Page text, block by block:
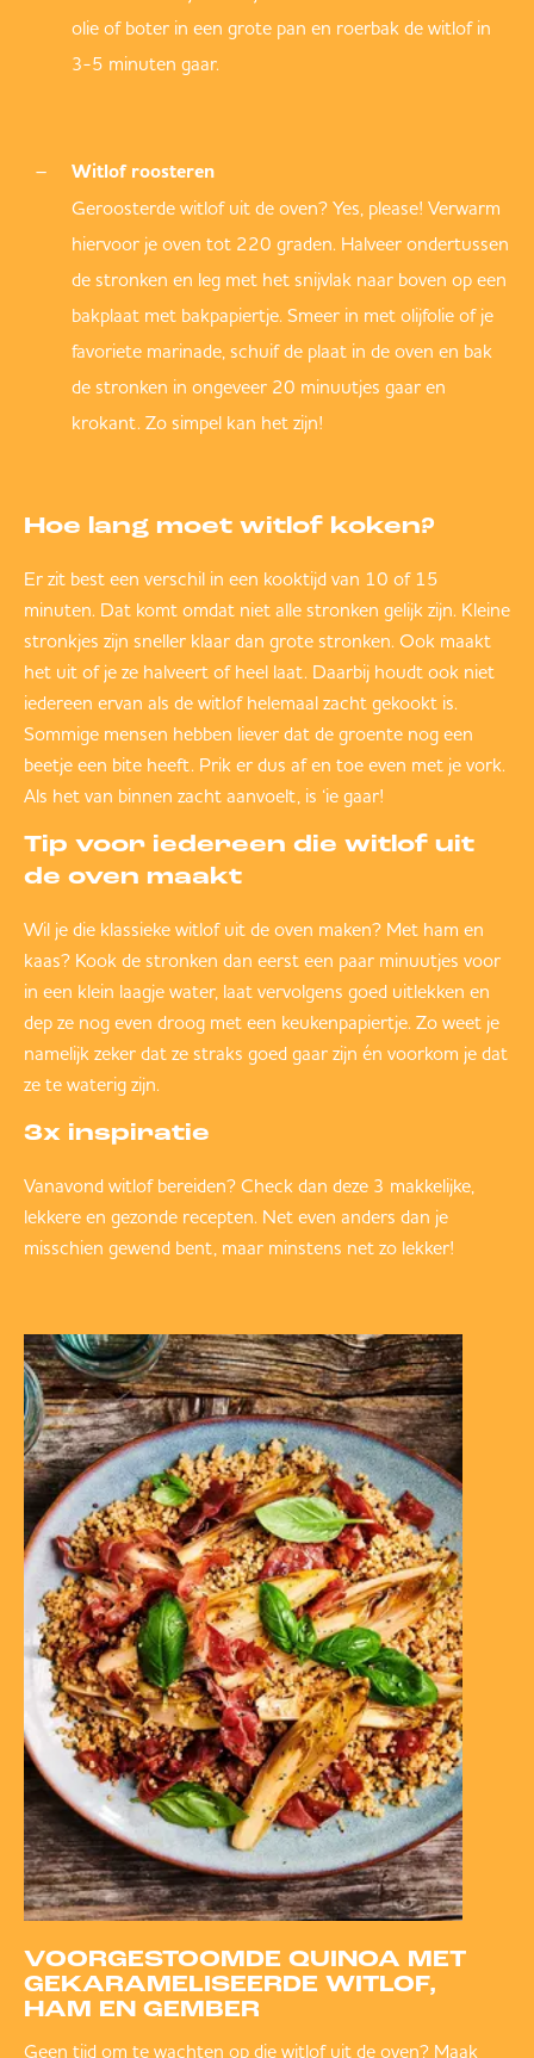
olie of boter in een grote pan en roerbak de witlof in
3-5 minuten gaar.
Witlof roosteren
Geroosterde witlof uit de oven? Yes, please! Verwarm
hiervoor je oven tot 220 graden. Halveer ondertussen
de stronken en leg met het snijvlak naar boven op een
bakplaat met bakpapiertje. Smeer in met olijfolie of je
favoriete marinade, schuif de plaat in de oven en bak
de stronken in ongeveer 20 minuutjes gaar en
krokant. Zo simpel kan het zijn!
Hoe lang moet witlof koken?
Er zit best een verschil in een kooktijd van 10 of 15
minuten. Dat komt omdat niet alle stronken gelijk zijn. Kleine
stronkjes zijn sneller klaar dan grote stronken. Ook maakt
het uit of je ze halveert of heel laat. Daarbij houdt ook niet
iedereen ervan als de witlof helemaal zacht gekookt is.
Sommige mensen hebben liever dat de groente nog een
beetje een bite heeft. Prik er dus af en toe even met je vork.
Als het van binnen zacht aanvoelt, is ‘ie gaar!
Tip voor iedereen die witlof uit
de oven maakt
Wil je die klassieke witlof uit de oven maken? Met ham en
kaas? Kook de stronken dan eerst een paar minuutjes voor
in een klein laagje water, laat vervolgens goed uitlekken en
dep ze nog even droog met een keukenpapiertje. Zo weet je
namelijk zeker dat ze straks goed gaar zijn én voorkom je dat
ze te waterig zijn.
3x inspiratie
Vanavond witlof bereiden? Check dan deze 3 makkelijke,
lekkere en gezonde recepten. Net even anders dan je
misschien gewend bent, maar minstens net zo lekker!
VOORGESTOOMDE QUINOA MET
GEKARAMELISEERDE WITLOF,
HAM EN GEMBER
Geen tijd om te wachten op die witlof uit de oven? Maak